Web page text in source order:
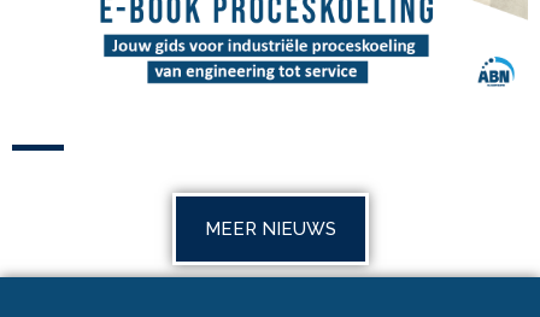
MEER NIEUWS